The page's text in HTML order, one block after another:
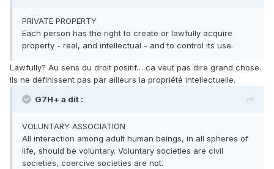
PRIVATE PROPERTY
Each person has the right to create or lawfully acquire
property - real, and intellectual - and to control its use.
Lawfully? Au sens du droit positif… ca veut pas dire grand chose.
Ils ne définissent pas par ailleurs la propriété intellectuelle.
G7H+ a dit :
VOLUNTARY ASSOCIATION
All interaction among adult human beings, in all spheres of
life, should be voluntary. Voluntary societies are civil
societies, coercive societies are not.